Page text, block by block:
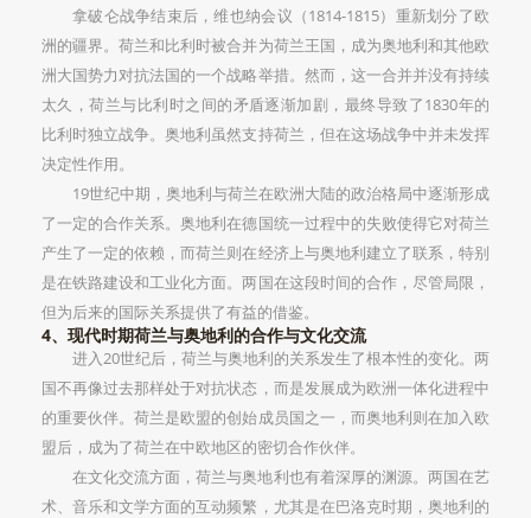
拿破仑战争结束后，维也纳会议（1814-1815）重新划分了欧
洲的疆界。荷兰和比利时被合并为荷兰王国，成为奥地利和其他欧
洲大国势力对抗法国的一个战略举措。然而，这一合并并没有持续
太久，荷兰与比利时之间的矛盾逐渐加剧，最终导致了1830年的
比利时独立战争。奥地利虽然支持荷兰，但在这场战争中并未发挥
决定性作用。
19世纪中期，奥地利与荷兰在欧洲大陆的政治格局中逐渐形成
了一定的合作关系。奥地利在德国统一过程中的失败使得它对荷兰
产生了一定的依赖，而荷兰则在经济上与奥地利建立了联系，特别
是在铁路建设和工业化方面。两国在这段时间的合作，尽管局限，
但为后来的国际关系提供了有益的借鉴。
4、现代时期荷兰与奥地利的合作与文化交流
进入20世纪后，荷兰与奥地利的关系发生了根本性的变化。两
国不再像过去那样处于对抗状态，而是发展成为欧洲一体化进程中
的重要伙伴。荷兰是欧盟的创始成员国之一，而奥地利则在加入欧
盟后，成为了荷兰在中欧地区的密切合作伙伴。
在文化交流方面，荷兰与奥地利也有着深厚的渊源。两国在艺
术、音乐和文学方面的互动频繁，尤其是在巴洛克时期，奥地利的